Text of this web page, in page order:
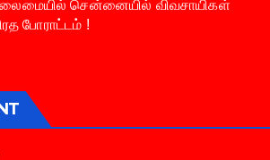
சென்னையில் விவசாயிகள்
போராட்டம் !